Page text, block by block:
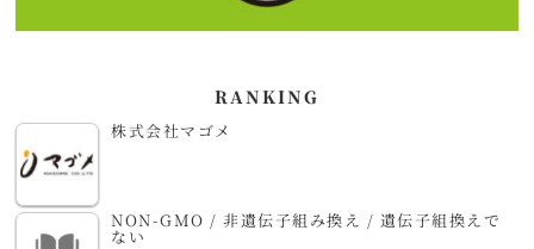
RANKING
株式会社マゴメ
NON-GMO / 非遺伝子組み換え / 遺伝子組換えで
ない